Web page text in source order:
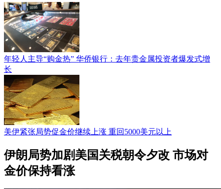
年轻人主导“购金热” 华侨银行：去年贵金属投资者爆发式增
长
美伊紧张局势促金价继续上涨 重回5000美元以上
伊朗局势加剧美国关税朝令夕改 市场对
金价保持看涨